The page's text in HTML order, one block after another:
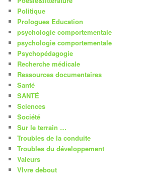
Politique
Prologues Education
psychologie comportementale
psychologie comportementale
Psychopédagogie
Recherche médicale
Ressources documentaires
Santé
SANTÉ
Sciences
Société
Sur le terrain …
Troubles de la conduite
Troubles du développement
Valeurs
VIvre debout